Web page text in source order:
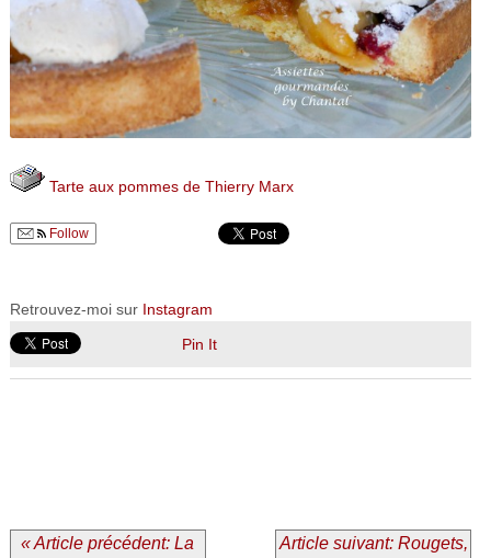
Tarte aux pommes de Thierry Marx
Follow
Retrouvez-moi sur Instagram
Pin It
« Article précédent: La
Article suivant: Rougets,